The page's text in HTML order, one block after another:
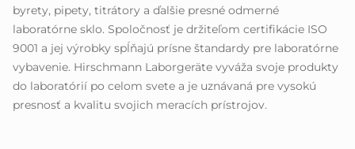
byrety, pipety, titrátory a ďalšie presné odmerné
laboratórne sklo. Spoločnosť je držiteľom certifikácie ISO
9001 a jej výrobky spĺňajú prísne štandardy pre laboratórne
vybavenie. Hirschmann Laborgeräte vyváža svoje produkty
do laboratórií po celom svete a je uznávaná pre vysokú
presnosť a kvalitu svojich meracích prístrojov.